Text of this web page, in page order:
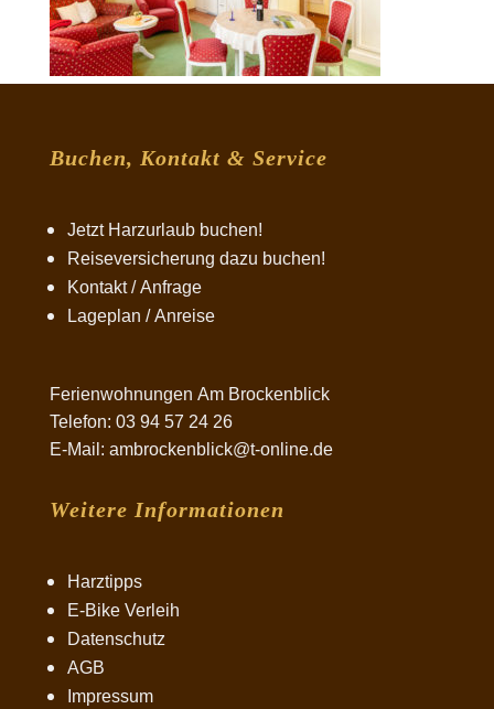
Buchen, Kontakt & Service
Jetzt Harzurlaub buchen!
Reiseversicherung dazu buchen!
Kontakt / Anfrage
Lageplan / Anreise
Ferienwohnungen Am Brockenblick
Telefon: 03 94 57 24 26
E-Mail: ambrockenblick@t-online.de
Weitere Informationen
Harztipps
E-Bike Verleih
Datenschutz
AGB
Impressum